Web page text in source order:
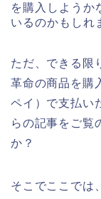
を購入しようか
いるのかもしれ
ただ、できる限
革命の商品を購
ペイ）で支払い
らの記事をご覧
か？
そこでここでは